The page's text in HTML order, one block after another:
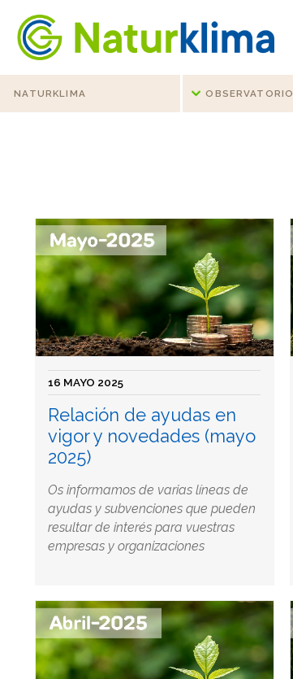
Ir al índice principal de contenidos
Ir a los contenidos
NATURKLIMA OBSERVATORIO
16 MAYO 2025
Relación de ayudas en
vigor y novedades (mayo
2025)
Os informamos de varias líneas de
ayudas y subvenciones que pueden
resultar de interés para vuestras
empresas y organizaciones